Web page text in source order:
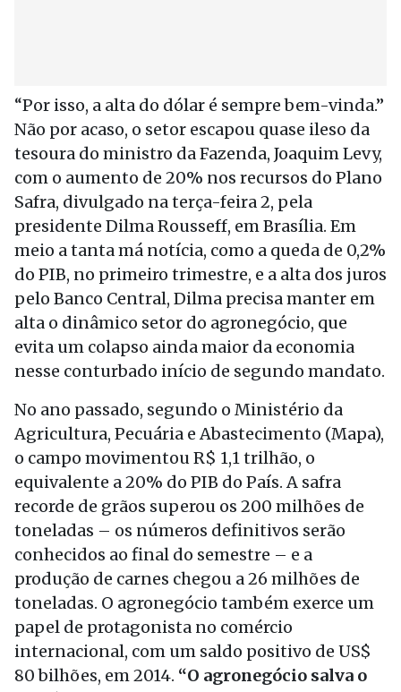
“Por isso, a alta do dólar é sempre bem-vinda.”
Não por acaso, o setor escapou quase ileso da
tesoura do ministro da Fazenda, Joaquim Levy,
com o aumento de 20% nos recursos do Plano
Safra, divulgado na terça-feira 2, pela
presidente Dilma Rousseff, em Brasília. Em
meio a tanta má notícia, como a queda de 0,2%
do PIB, no primeiro trimestre, e a alta dos juros
pelo Banco Central, Dilma precisa manter em
alta o dinâmico setor do agronegócio, que
evita um colapso ainda maior da economia
nesse conturbado início de segundo mandato.
No ano passado, segundo o Ministério da
Agricultura, Pecuária e Abastecimento (Mapa),
o campo movimentou R$ 1,1 trilhão, o
equivalente a 20% do PIB do País. A safra
recorde de grãos superou os 200 milhões de
toneladas – os números definitivos serão
conhecidos ao final do semestre – e a
produção de carnes chegou a 26 milhões de
toneladas. O agronegócio também exerce um
papel de protagonista no comércio
internacional, com um saldo positivo de US$
80 bilhões, em 2014. “O agronegócio salva o